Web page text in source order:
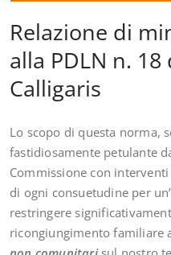
Relazione di
alla PDLN n. 18
Calligaris
Lo scopo di questa norma,
fastidiosamente petulante
Commissione con
di ogni consuetudine per
restringere
ricongiungimento familiare